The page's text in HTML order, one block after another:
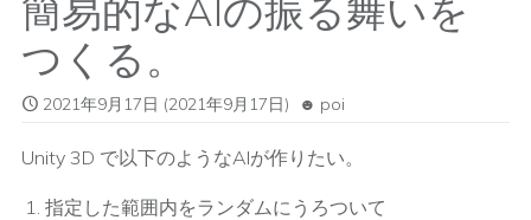
簡易的なAIの振る舞いを
つくる。
2021年9月17日 (2021年9月17日) poi
Unity 3D で以下のようなAIが作りたい。
指定した範囲内をランダムにうろついて